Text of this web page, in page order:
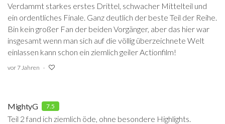
Verdammt starkes erstes Drittel, schwacher Mittelteil und
ein ordentliches Finale. Ganz deutlich der beste Teil der Reihe.
Bin kein großer Fan der beiden Vorgänger, aber das hier war
insgesamt wenn man sich auf die völlig überzeichnete Welt
einlassen kann schon ein ziemlich geiler Actionfilm!
vor 7 Jahren
MightyG 7.5
Teil 2 fand ich ziemlich öde, ohne besondere Highlights.